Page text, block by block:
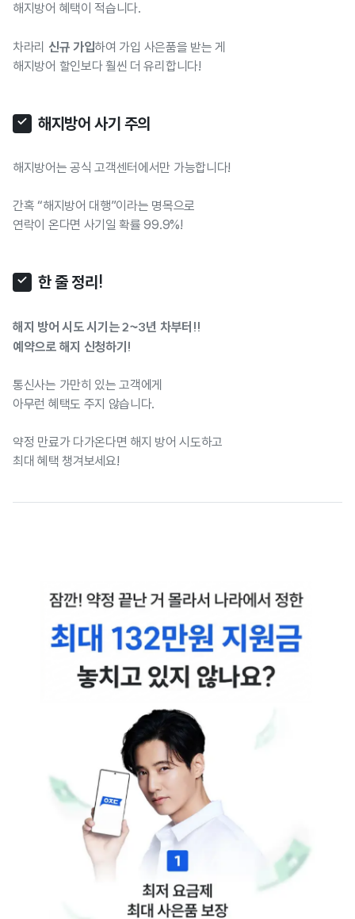
해지방어 혜택이 적습니다.
차라리 신규 가입하여 가입 사은품을 받는 게
해지방어 할인보다 훨씬 더 유리합니다!
해지방어 사기 주의
해지방어는 공식 고객센터에서만 가능합니다!
간혹 “해지방어 대행”이라는 명목으로
연락이 온다면 사기일 확률 99.9%!
한 줄 정리!
해지 방어 시도 시기는 2~3년 차부터!!
예약으로 해지 신청하기!
통신사는 가만히 있는 고객에게
아무런 혜택도 주지 않습니다.
약정 만료가 다가온다면 해지 방어 시도하고
최대 혜택 챙겨보세요!